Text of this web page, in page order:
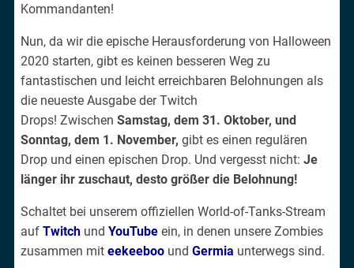
Kommandanten!
Nun, da wir die epische Herausforderung von Halloween
2020 starten, gibt es keinen besseren Weg zu
fantastischen und leicht erreichbaren Belohnungen als
die neueste Ausgabe der Twitch
Drops!ZwischenSamstag, dem 31. Oktober, und
Sonntag, dem 1. November, gibt es einen regulären
Drop und einen epischen Drop. Und vergesst nicht:Je
länger ihr zuschaut, desto größer die Belohnung!
Schaltet bei unserem offiziellen World-of-Tanks-Stream
aufTwitch undYouTube ein, in denen unsere Zombies
zusammen miteekeeboo undGermia unterwegs sind.